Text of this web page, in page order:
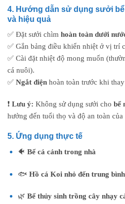
4. Hướng dẫn sử dụng sưởi bể
và hiệu quả
✅ Đặt sưởi chìm hoàn toàn dưới
✅ Gắn bảng điều khiển nhiệt ở vị trí
✅ Cài đặt nhiệt độ mong muốn
cá nuôi).
✅ Ngắt điện hoàn toàn trước khi
❗ Lưu ý: Không sử dụng sưởi cho bể
hưởng đến tuổi thọ và độ an toàn của
5. Ứng dụng thực tế
🐠 Bể cá cảnh trong nhà
🐟 Hồ cá Koi nhỏ đến trung bình
🌿 Bể thủy sinh trồng cây nhạy